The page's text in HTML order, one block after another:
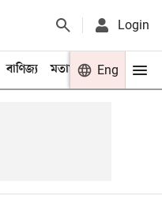
Login
বাণিজ্য মতামত খেলা
Eng